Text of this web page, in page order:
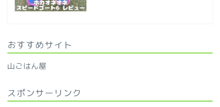
おすすめサイト
山ごはん屋
スポンサーリンク